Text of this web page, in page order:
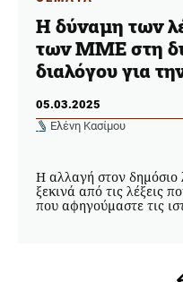
Η δύναμη των
των ΜΜΕ στη
διαλόγου για
05.03.2025
Ελένη Κασίμου
Η αλλαγή στον δημόσιο
ξεκινά από τις λέξεις
που αφηγούμαστε τις